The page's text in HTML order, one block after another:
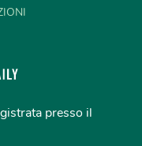
presso il